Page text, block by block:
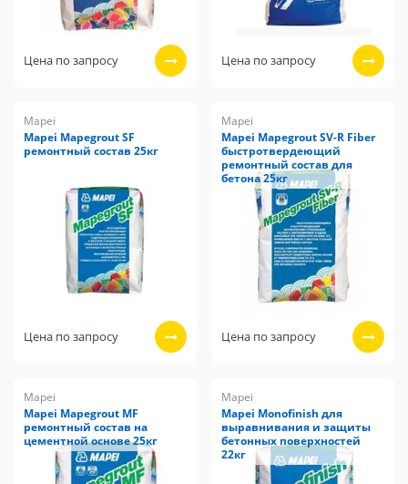
Цена по запросу Цена по запросу
Mapei
Mapei Mapegrout SF
ремонтный состав 25кг
Цена по запросу
Mapei
Mapei Mapegrout SV-R Fiber
быстротвердеющий
ремонтный состав для
бетона 25кг
Цена по запросу
Mapei
Mapei Mapegrout MF
ремонтный состав на
цементной основе 25кг
Mapei
Mapei Monofinish для
выравнивания и защиты
бетонных поверхностей
22кг